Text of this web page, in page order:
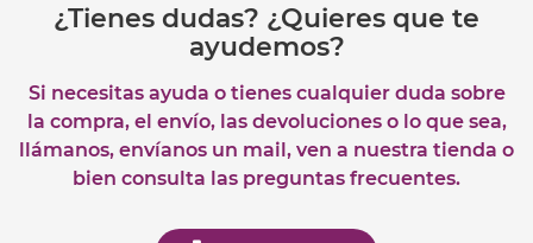
¿Tienes dudas? ¿Quieres que te
ayudemos?
Si necesitas ayuda o tienes cualquier duda sobre
la compra, el envío, las devoluciones o lo que sea,
llámanos, envíanos un mail, ven a nuestra tienda o
bien consulta las preguntas frecuentes.